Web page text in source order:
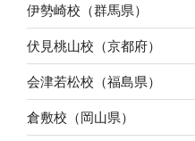
伊勢崎校（群馬県）
伏見桃山校（京都府）
会津若松校（福島県）
倉敷校（岡山県）